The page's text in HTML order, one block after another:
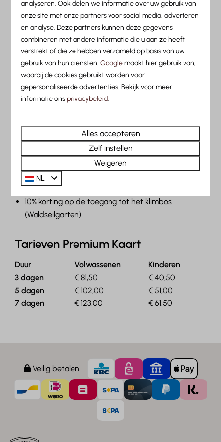
2 × gratis greenfee voor de 9-holes golfbaan in St.
Anton am Arlberg (golfvaardigheidsbewijs/gvb
vereist)
Dagelijks een gratis yogasessie
Dagelijks gratis boogschieten
€ 20,- korting op de huur van een e-bike (1 × bij een
3-daagse kaart, 2 × bij een 5- en 7-daagse kaart)
Extra bonus- en kortingsacties van de Zomerkaart-
Eenmalig gebruik van de e-motocrossfietsen in het
Bikepark Eldorado
Korting op een partijtje tennis bij Arlberg WellCom.
Inclusief uitrusting slechts € 9,- per persoon.
Reserveren verplicht (telefonisch of direct bij
Arlberg WellCom extern)
10% korting op de toegang tot het klimbos
(Waldseilgarten)
Tarieven Premium Kaart
DuurVolwassenen Kinderen
3 dagen
€ 81,50
€ 40,50
5 dagen
€ 102,00
€ 51,00
7 dagen
€ 123,00 € 61,50
Veilig betalen
analyseren. Ook delen we informatie over uw gebruik van
onze site met onze partners voor social media, adverteren
en analyse. Deze partners kunnen deze gegevens
combineren met andere informatie die u aan ze heeft
verstrekt of die ze hebben verzameld op basis van uw
gebruik van hun diensten.Googlemaakt hier gebruik van,
waarbij de cookies gebruikt worden voor
gepersonaliseerde advertenties. Bekijk voor meer
informatie onsprivacybeleid.
Alles accepteren
Zelf instellen
Weigeren
NL